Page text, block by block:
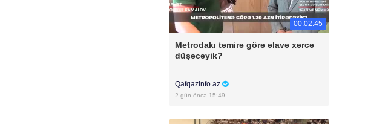
00:02:45
Metrodakı təmirə görə əlavə xərcə
düşəcəyik?
Qafqazinfo.az
2 gün öncə 15:49